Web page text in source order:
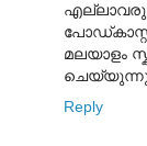
മലയാളം
Reply